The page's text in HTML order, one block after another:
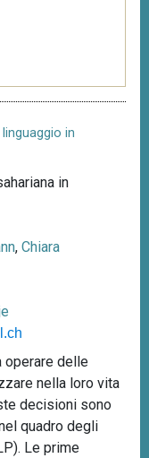
in
in
, Chiara
operare delle
nella loro vita
decisioni sono
quadro degli
Le prime